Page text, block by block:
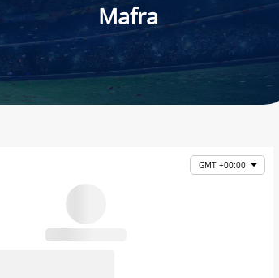
Mafra
GMT +00:00